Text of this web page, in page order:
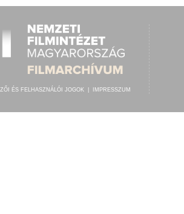
ÉS FELHASZNÁLÓI JOGOK IMPRESSZUM